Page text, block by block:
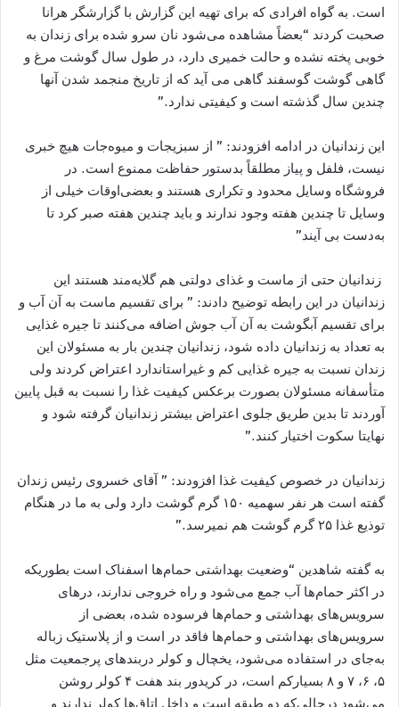
است. به گواه افرادی که برای تهیه این گزارش با گزارشگر هرانا
صحبت کردند “بعضاً مشاهده می‌شود نان سرو شده برای زندان به
خوبی پخته نشده و حالت خمیری دارد، در طول سال گوشت مرغ و
گاهی گوشت گوسفند گاهی می آید که از تاریخ منجمد شدن آنها
چندین سال گذشته است و کیفیتی ندارد.”
این زندانیان در ادامه افزودند: ” از سبزیجات و میوه‌جات هیچ خبری
نیست، فلفل و پیاز مطلقاً بدستور حفاظت ممنوع است. در
فروشگاه وسایل محدود و تکراری هستند و بعضی‌اوقات خیلی از
وسایل تا چندین هفته وجود ندارند و باید چندین هفته صبر کرد تا
به‌دست بی آیند”
زندانیان حتی از ماست و غذای دولتی هم گلایه‌مند هستند این
زندانیان در این رابطه توضیح دادند: ” برای تقسیم ماست به آن آب و
برای تقسیم آبگوشت به آن آب جوش اضافه می‌کنند تا جیره غذایی
به تعداد به زندانیان داده شود، زندانیان چندین بار به مسئولان این
زندان نسبت به جیره غذایی کم و غیراستاندارد اعتراض کردند ولی
متأسفانه مسئولان بصورت برعکس کیفیت غذا را نسبت به قبل پایین
آوردند تا بدین طریق جلوی اعتراض بیشتر زندانیان گرفته شود و
نهایتا سکوت اختیار کنند.”
زندانیان در خصوص کیفیت غذا افزودند: ” آقای خسروی رئیس زندان
گفته است هر نفر سهمیه ۱۵۰ گرم گوشت دارد ولی به ما در هنگام
توذیع غذا ۲۵ گرم گوشت هم نمیرسد.”
به گفته شاهدین “وضعیت بهداشتی حمام‌ها اسفناک است بطوریکه
در اکثر حمام‌ها آب جمع می‌شود و راه خروجی ندارند، درهای
سرویس‌های بهداشتی و حمام‌ها فرسوده شده، بعضی از
سرویس‌های بهداشتی و حمام‌ها فاقد در است و از پلاستیک زباله
به‌جای در استفاده می‌شود، یخچال و کولر دربندهای پرجمعیت مثل
۵، ۶، ۷ و ۸ بسیارکم است، در کریدور بند هفت ۴ کولر روشن
می‌شود درحالی‌که دو طبقه است و داخل اتاق‌ها کولر ندارند و